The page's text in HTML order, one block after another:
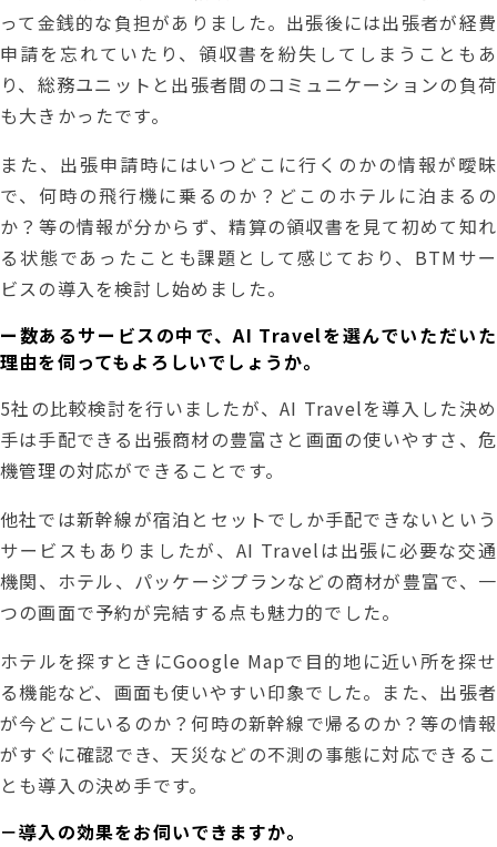
って金銭的な負担がありました。出張後には出張者が経費
申請を忘れていたり、領収書を紛失してしまうこともあ
り、総務ユニットと出張者間のコミュニケーションの負荷
も大きかったです。
また、出張申請時にはいつどこに行くのかの情報が曖昧
で、何時の飛行機に乗るのか？どこのホテルに泊まるの
か？等の情報が分からず、精算の領収書を見て初めて知れ
る状態であったことも課題として感じており、BTMサー
ビスの導入を検討し始めました。
ー数あるサービスの中で、AI Travelを選んでいただいた
理由を伺ってもよろしいでしょうか。
5社の比較検討を行いましたが、AI Travelを導入した決め
手は手配できる出張商材の豊富さと画面の使いやすさ、危
機管理の対応ができることです。
他社では新幹線が宿泊とセットでしか手配できないという
サービスもありましたが、AI Travelは出張に必要な交通
機関、ホテル、パッケージプランなどの商材が豊富で、一
つの画面で予約が完結する点も魅力的でした。
ホテルを探すときにGoogle Mapで目的地に近い所を探せ
る機能など、画面も使いやすい印象でした。また、出張者
が今どこにいるのか？何時の新幹線で帰るのか？等の情報
がすぐに確認でき、天災などの不測の事態に対応できるこ
とも導入の決め手です。
－導入の効果をお伺いできますか。